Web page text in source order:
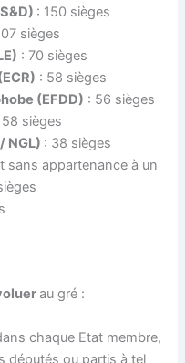
: 150 sièges
sièges
: 70 sièges
: 58 sièges
(EFDD) : 56 sièges
58 sièges
NGL) : 38 sièges
sans appartenance à un
au gré :
chaque Etat membre,
députés ou partis à tel